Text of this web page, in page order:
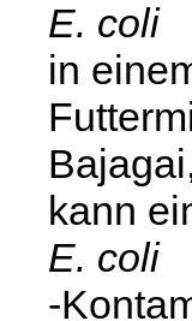
E. coli
in
kann
E. coli
-